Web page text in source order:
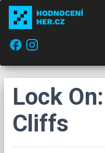
facebook
Lock
Cliffs